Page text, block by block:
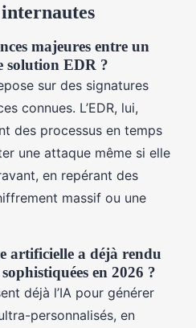
internautes
majeures entre un
solution EDR ?
sur des signatures
connues. L’EDR, lui,
des processus en temps
une attaque même si elle
en repérant des
massif ou une
artificielle a déjà rendu
en 2026 ?
déjà l’IA pour générer
personnalisés, en